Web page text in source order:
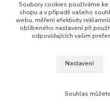
je bez souhlasu
Soubory cookies používáme
shopu a v případě vašeho
webu, měření efektivity
oblíbeného nastavení při
odpovídajících vašim
Nastavení
Souhlas